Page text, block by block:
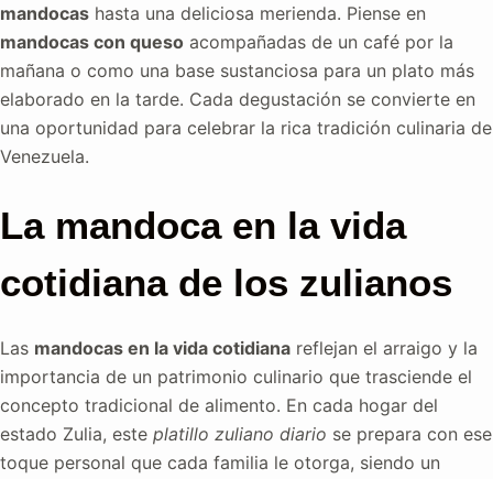
mandocas hasta una deliciosa merienda. Piense en
mandocas con queso acompañadas de un café por la
mañana o como una base sustanciosa para un plato más
elaborado en la tarde. Cada degustación se convierte en
una oportunidad para celebrar la rica tradición culinaria de
Venezuela.
La mandoca en la vida
cotidiana de los zulianos
Las mandocas en la vida cotidiana reflejan el arraigo y la
importancia de un patrimonio culinario que trasciende el
concepto tradicional de alimento. En cada hogar del
estado Zulia, este platillo zuliano diario se prepara con ese
toque personal que cada familia le otorga, siendo un